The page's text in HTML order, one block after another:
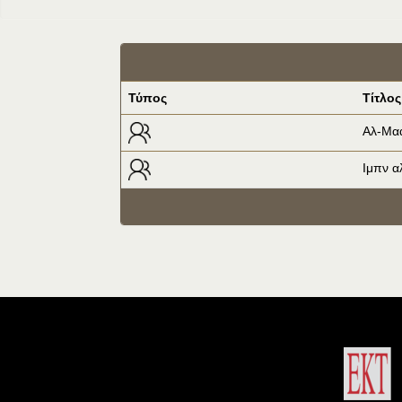
Τύπος Τίτλος
Αλ-
Ιμπν